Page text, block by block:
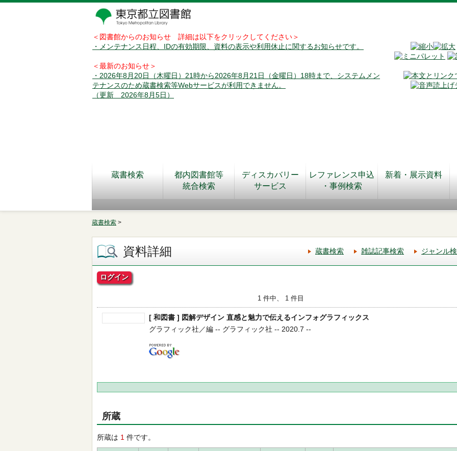
＜図書館からのお知らせ 詳細は以下をクリックしてください＞
・メンテナンス日程、IDの有効期限、資料の表示や利用休止に関するお知らせです。
＜最新のお知らせ＞
・2026年8月20日（木曜日）21時から2026年8月21日（金曜日）18時まで、システムメン
テナンスのため蔵書検索等Webサービスが利用できません。
（更新 2026年8月5日）
蔵書検索
都内図書館等
統合検索
ディスカバリー
サービス
レファレンス申込
・事例検索
新着・展示資料
蔵書検索 >
資料詳細 蔵書検索 雑誌記事検索 ジャンル
ログイン
1 件中、 1 件目
[ 和図書 ] 図解デザイン 直感と魅力で伝えるインフォグラフィックス
グラフィック社／編 -- グラフィック社 -- 2020.7 --
所蔵
所蔵は 1 件です。